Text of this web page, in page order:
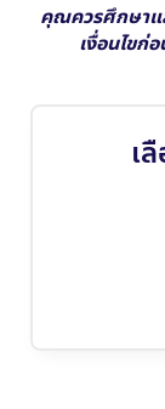
คุณควรศึกษาแล
เงื่อนไขก่
เ